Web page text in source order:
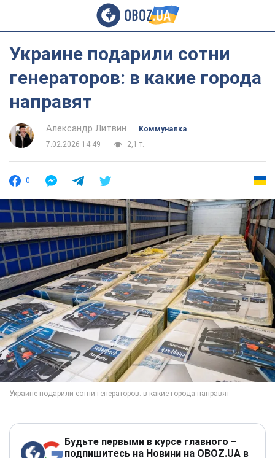
Украине подарили сотни
генераторов: в какие города
направят
Александр Литвин
Коммуналка
7.02.2026 14:49
2,1 т.
0
Будьте первыми в курсе главного –
подпишитесь на Новини на OBOZ.UA в